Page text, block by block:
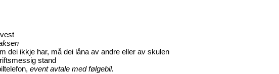
dei ikkje har, må dei låna av andre eller av skulen
stand
event avtale med følgebil.